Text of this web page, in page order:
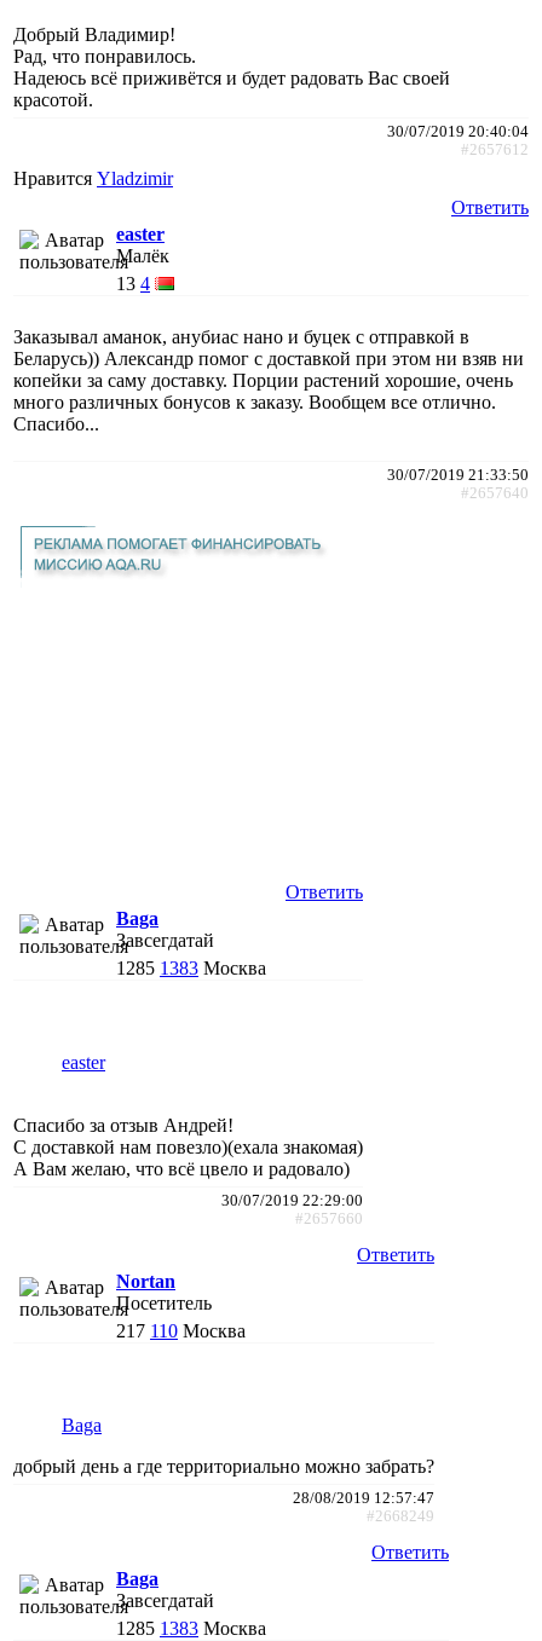
Добрый Владимир!
Рад, что понравилось.
Надеюсь всё приживётся и будет радовать Вас своей
красотой.
30/07/2019 20:40:04
#2657612
Нравится Yladzimir
Ответить
easter
Малёк
13 4
Заказывал аманок, анубиас нано и буцек с отправкой в
Беларусь)) Александр помог с доставкой при этом ни взяв ни
копейки за саму доставку. Порции растений хорошие, очень
много различных бонусов к заказу. Вообщем все отлично.
Спасибо...
30/07/2019 21:33:50
#2657640
Ответить
Baga
Завсегдатай
1285 1383 Москва
easter
Спасибо за отзыв Андрей!
С доставкой нам повезло)(ехала знакомая)
А Вам желаю, что всё цвело и радовало)
30/07/2019 22:29:00
#2657660
Ответить
Nortan
Посетитель
217 110 Москва
Baga
добрый день а где территориально можно забрать?
28/08/2019 12:57:47
#2668249
Ответить
Baga
Завсегдатай
1285 1383 Москва